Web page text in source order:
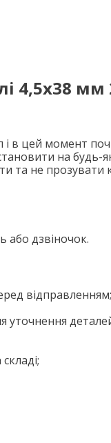
4,5х38
і в цей момент
на будь-
та не прозувати
або дзвіночок.
відправленням;
уточнення